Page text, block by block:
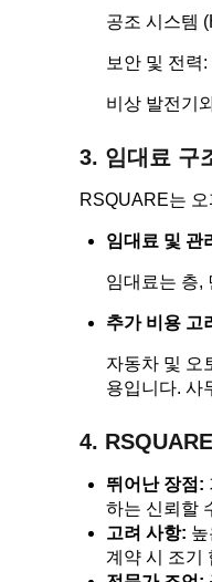
공조 시스템
보안 및 전력:
비상 발전기
3. 임대료 구
RSQUARE는
임대료 및 관
임대료는 층,
추가 비용 고
자동차 및 오
용입니다. 사
4.
뛰어난 장점:
하는 신뢰할
고려 사항:
계약 시 조기